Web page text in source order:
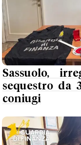
Sassuolo,
sequestro da
coniugi